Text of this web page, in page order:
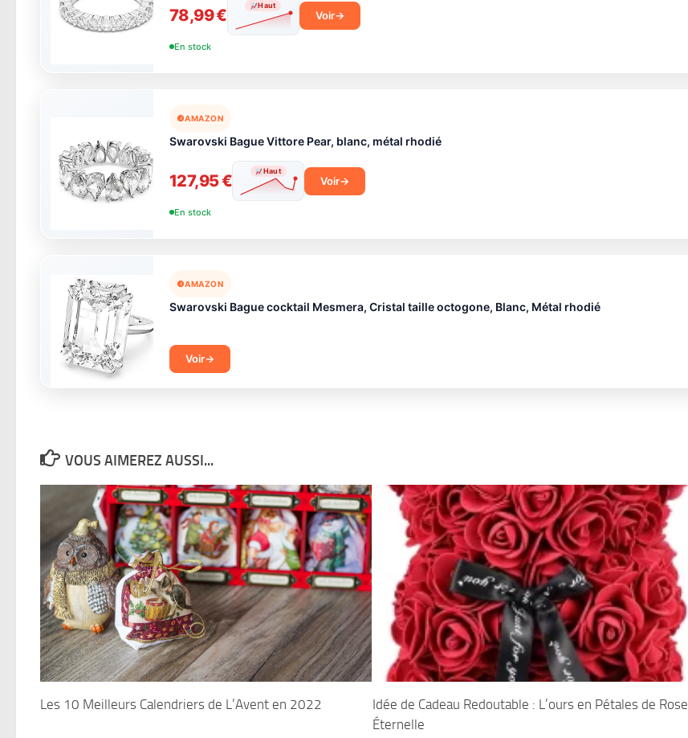
78,99 €
Haut
Voir
En stock
AMAZON
Swarovski Bague Vittore Pear, blanc, métal rhodié
127,95 €
Haut
Voir
En stock
AMAZON
Swarovski Bague cocktail Mesmera, Cristal taille octogone, Blanc, Métal rhodié
Voir
VOUS AIMEREZ AUSSI...
Les 10 Meilleurs Calendriers de L’Avent en 2022
Idée de Cadeau Redoutable : L’ours en Pétales de Rose
Éternelle